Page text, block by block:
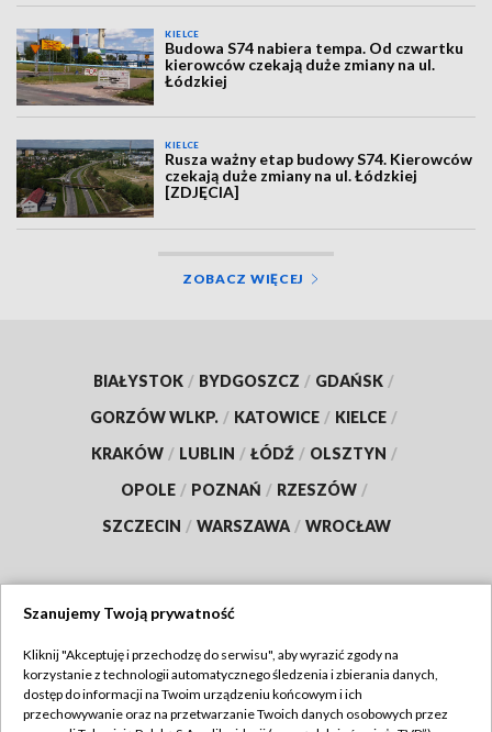
KIELCE
Budowa S74 nabiera tempa. Od czwartku
kierowców czekają duże zmiany na ul.
Łódzkiej
KIELCE
Rusza ważny etap budowy S74. Kierowców
czekają duże zmiany na ul. Łódzkiej
[ZDJĘCIA]
ZOBACZ WIĘCEJ
BIAŁYSTOK / BYDGOSZCZ / GDAŃSK /
GORZÓW WLKP. / KATOWICE / KIELCE /
KRAKÓW / LUBLIN / ŁÓDŹ / OLSZTYN /
OPOLE / POZNAŃ / RZESZÓW /
SZCZECIN / WARSZAWA / WROCŁAW
TVP
Abonament TVP
Regulamin TVP
Szanujemy Twoją prywatność
Kliknij "Akceptuję i przechodzę do serwisu", aby wyrazić zgody na
korzystanie z technologii automatycznego śledzenia i zbierania danych,
dostęp do informacji na Twoim urządzeniu końcowym i ich
przechowywanie oraz na przetwarzanie Twoich danych osobowych przez